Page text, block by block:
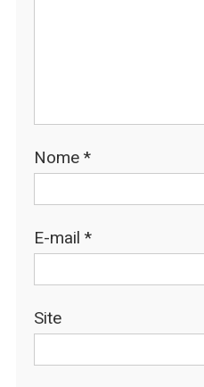
Nome *
E-mail *
Site